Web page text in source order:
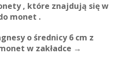
, które znajdują się w
monet .
o średnicy 6 cm z
w zakładce →